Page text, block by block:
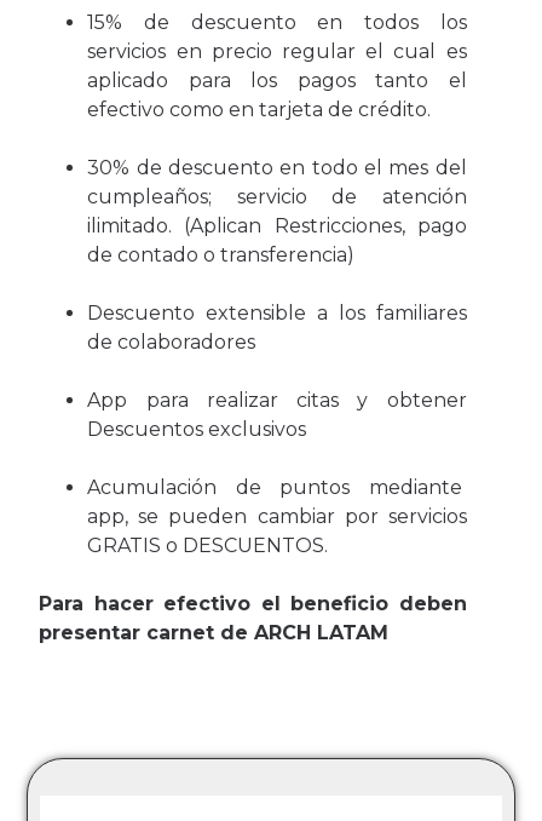
15% de descuento en todos los
servicios en precio regular el cual es
aplicado para los pagos tanto el
efectivo como en tarjeta de crédito.
30% de descuento en todo el mes del
cumpleaños; servicio de atención
ilimitado. (Aplican Restricciones, pago
de contado o transferencia)
Descuento extensible a los familiares
de colaboradores
App para realizar citas y obtener
Descuentos exclusivos
Acumulación de puntos mediante
app, se pueden cambiar por servicios
GRATIS o DESCUENTOS.
Para hacer efectivo el beneficio deben
presentar carnet de ARCH LATAM